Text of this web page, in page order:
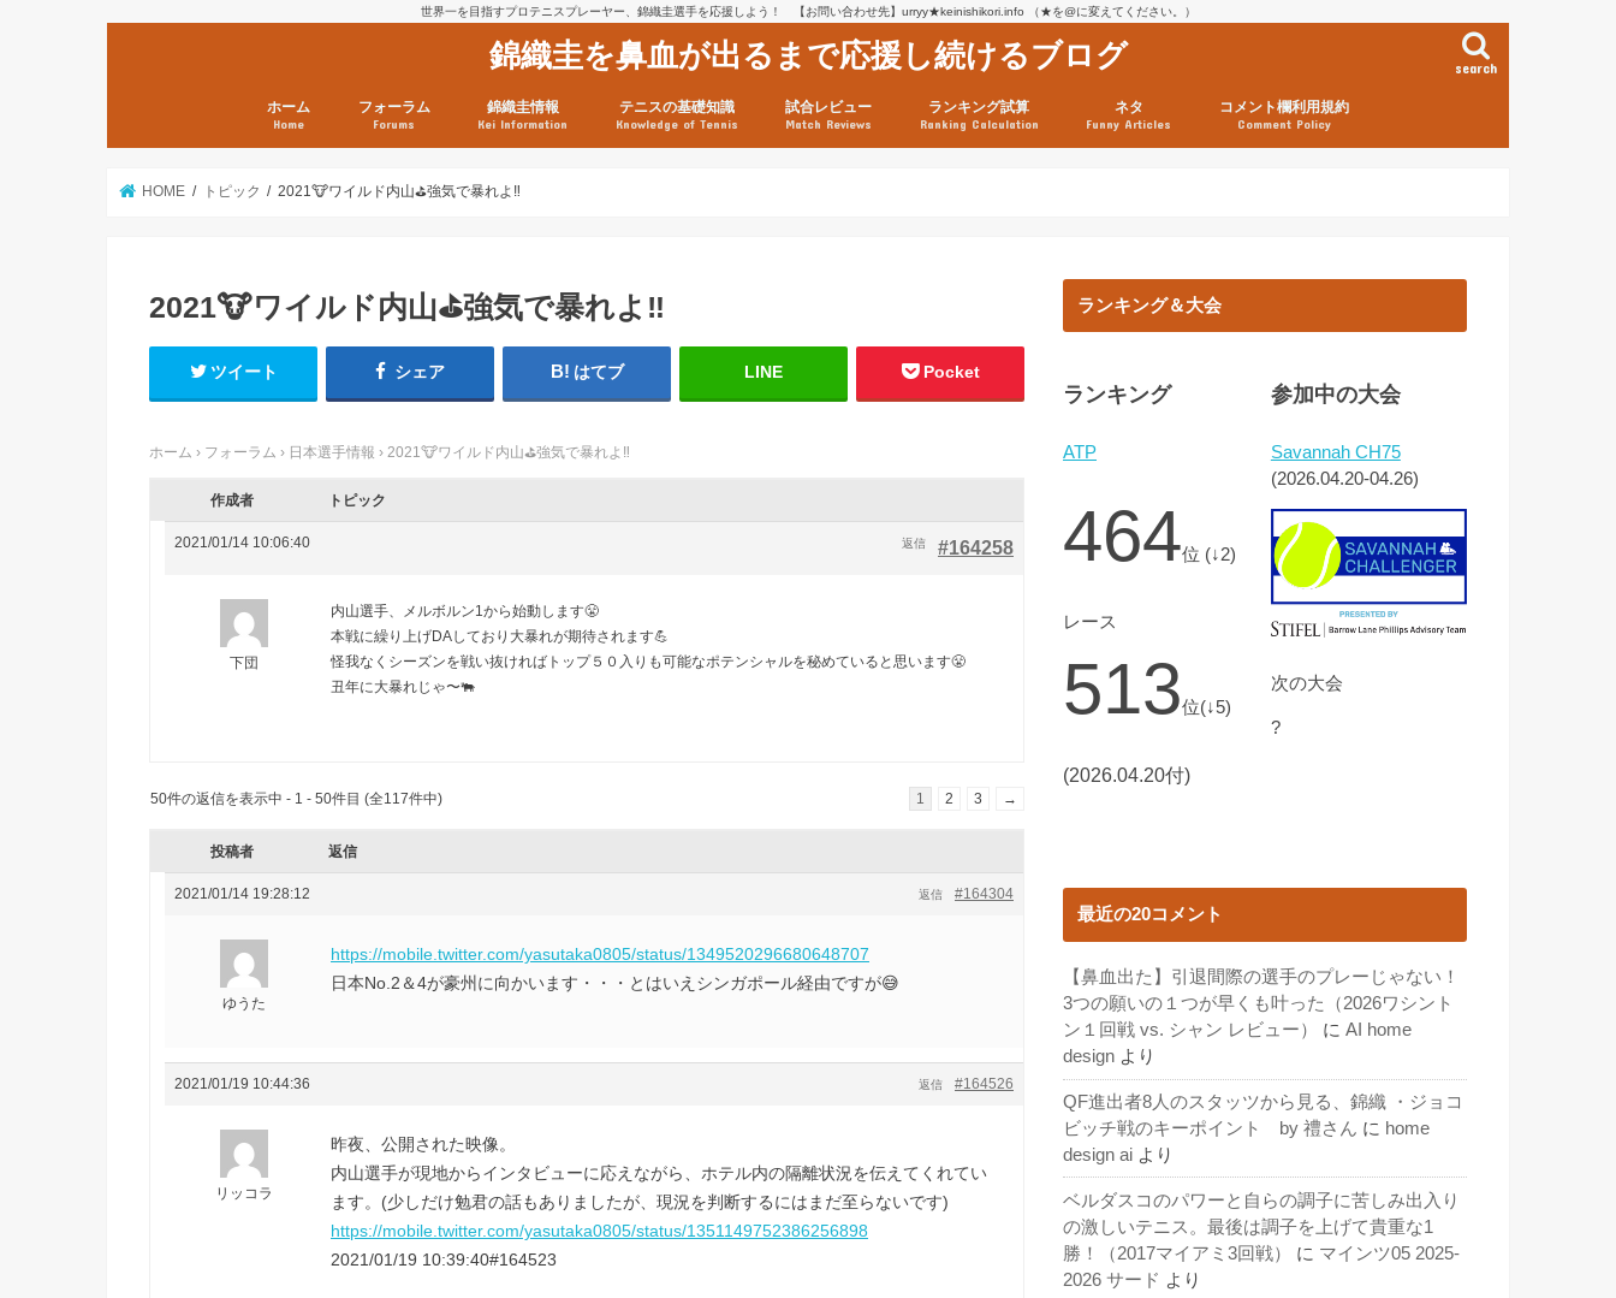
世界一を目指すプロテニスプレーヤー、錦織圭選手を応援しよう！ 【お問い合わせ先】urryy★keinishikori.info （★を@に変えてください。）
錦織圭を鼻血が出るまで応援し続けるブログ search
ホーム
Home
フォーラム
Forums
錦織圭情報
Kei Information
日現在）
点）
テニスの基礎知識
Knowledge of Tennis
試合レビュー
Match Reviews
ランキング試算
Ranking Calculation
ネタ
Funny Articles
コメント欄利用規約
Comment Policy
HOME トピック 2021🐮ワイルド内山⛳️強気で暴れよ‼️
2021🐮ワイルド内山⛳️強気で暴れよ‼️
ツイート シェア はてブ LINE Pocket
ホーム › フォーラム › 日本選手情報 › 2021🐮ワイルド内山⛳️強気で暴れよ‼️
作成者 トピック
2021/01/14 10:06:40 #164258
返信
下団
内山選手、メルボルン1から始動します😤
本戦に繰り上げDAしており大暴れが期待されます💪
怪我なくシーズンを戦い抜ければトップ５０入りも可能なポテンシャルを秘めていると思います😤
丑年に大暴れじゃ〜🐃
50件の返信を表示中 - 1 - 50件目 (全117件中) 1 2 3 →
投稿者 返信
2021/01/14 19:28:12 #164304
返信
ゆうた
https://mobile.twitter.com/yasutaka0805/status/1349520296680648707
日本No.2＆4が豪州に向かいます・・・とはいえシンガポール経由ですが😅
2021/01/19 10:44:36 #164526
返信
リッコラ
昨夜、公開された映像。
内山選手が現地からインタビューに応えながら、ホテル内の隔離状況を伝えてくれてい
ます。(少しだけ勉君の話もありましたが、現況を判断するにはまだ至らないです)
https://mobile.twitter.com/yasutaka0805/status/1351149752386256898
2021/01/19 10:39:40#164523
ランキング＆大会
ランキング
ATP
464位 (↓2)
レース
513位(↓5)
(2026.04.20付)
参加中の大会
Savannah CH75
(2026.04.20-04.26)
次の大会
?
最近の20コメント
【鼻血出た】引退間際の選手のプレーじゃない！
3つの願いの１つが早くも叶った（2026ワシント
ン１回戦 vs. シャン レビュー）
に AI home
design より
QF進出者8人のスタッツから見る、錦織 ・ジョコ
ビッチ戦のキーポイント by 禮さん に home
design ai より
ベルダスコのパワーと自らの調子に苦しみ出入り
の激しいテニス。最後は調子を上げて貴重な1
勝！（2017マイアミ3回戦）
に マインツ05 2025-
2026 サード より